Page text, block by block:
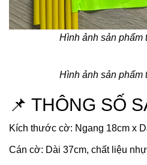
Hình ảnh sản phẩm
Hình ảnh sản phẩm
📌 THÔNG SỐ
Kích thước cờ: Ngang 18cm x
Cán cờ: Dài 37cm, chất liệu